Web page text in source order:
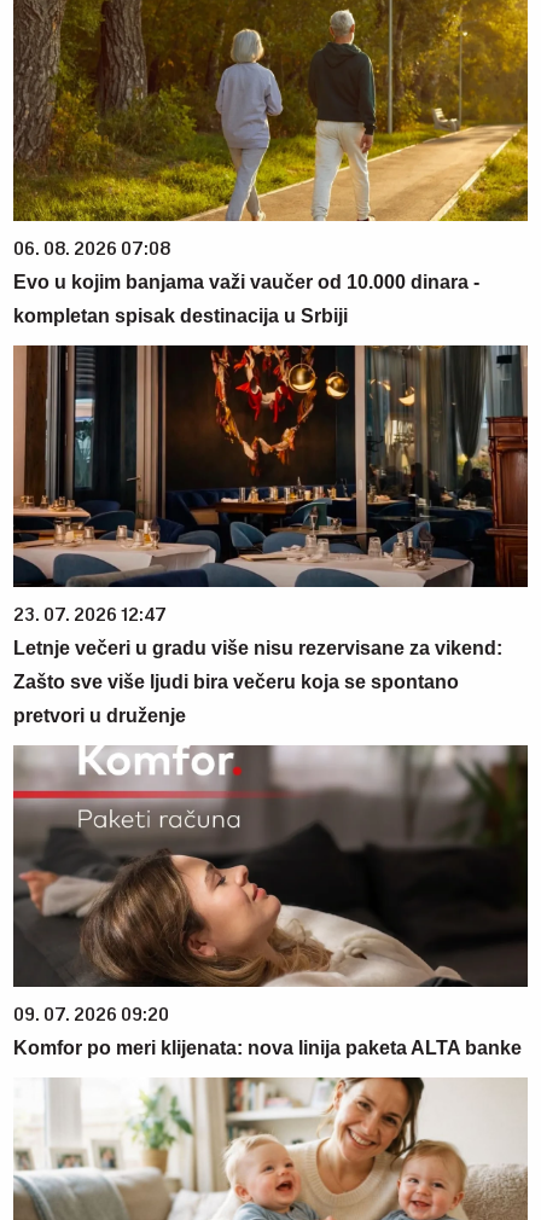
06. 08. 2026 07:08
Evo u kojim banjama važi vaučer od 10.000 dinara -
kompletan spisak destinacija u Srbiji
23. 07. 2026 12:47
Letnje večeri u gradu više nisu rezervisane za vikend:
Zašto sve više ljudi bira večeru koja se spontano
pretvori u druženje
09. 07. 2026 09:20
Komfor po meri klijenata: nova linija paketa ALTA banke